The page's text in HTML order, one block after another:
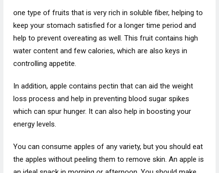
one type of fruits that is very rich in soluble fiber, helping to
keep your stomach satisfied for a longer time period and
help to prevent overeating as well. This fruit contains high
water content and few calories, which are also keys in
controlling appetite.
In addition, apple contains pectin that can aid the weight
loss process and help in preventing blood sugar spikes
which can spur hunger. It can also help in boosting your
energy levels.
You can consume apples of any variety, but you should eat
the apples without peeling them to remove skin. An apple is